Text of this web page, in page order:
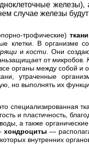
железы),
случае железы
трофические)ткани
клетки. В организме
икости. Они
защищает от микробов.
органы между собой и
утраченные
но выполнять их
специализированная
и пластичность,
а также
хондроциты —
внутренних